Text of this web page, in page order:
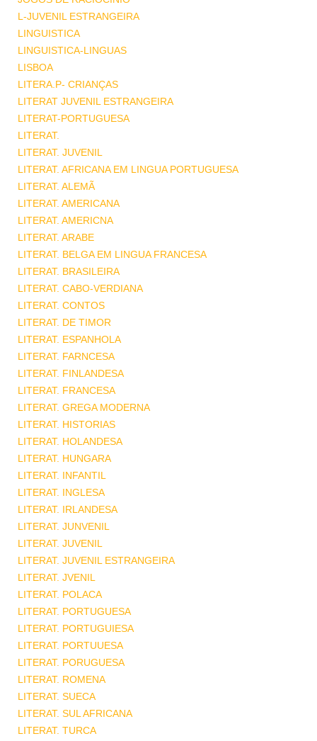
L-JUVENIL ESTRANGEIRA
LINGUISTICA
LINGUISTICA-LINGUAS
LISBOA
LITERA.P- CRIANÇAS
LITERAT JUVENIL ESTRANGEIRA
LITERAT-PORTUGUESA
LITERAT.
LITERAT. JUVENIL
LITERAT. AFRICANA EM LINGUA PORTUGUESA
LITERAT. ALEMÃ
LITERAT. AMERICANA
LITERAT. AMERICNA
LITERAT. ARABE
LITERAT. BELGA EM LINGUA FRANCESA
LITERAT. BRASILEIRA
LITERAT. CABO-VERDIANA
LITERAT. CONTOS
LITERAT. DE TIMOR
LITERAT. ESPANHOLA
LITERAT. FARNCESA
LITERAT. FINLANDESA
LITERAT. FRANCESA
LITERAT. GREGA MODERNA
LITERAT. HISTORIAS
LITERAT. HOLANDESA
LITERAT. HUNGARA
LITERAT. INFANTIL
LITERAT. INGLESA
LITERAT. IRLANDESA
LITERAT. JUNVENIL
LITERAT. JUVENIL
LITERAT. JUVENIL ESTRANGEIRA
LITERAT. JVENIL
LITERAT. POLACA
LITERAT. PORTUGUESA
LITERAT. PORTUGUIESA
LITERAT. PORTUUESA
LITERAT. PORUGUESA
LITERAT. ROMENA
LITERAT. SUECA
LITERAT. SUL AFRICANA
LITERAT. TURCA